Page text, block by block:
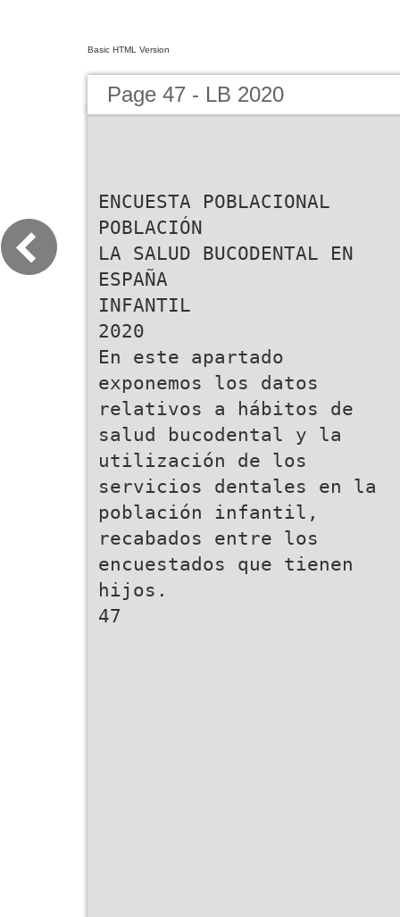
Basic HTML Version
Page 47 - LB 2020
ENCUESTA POBLACIONAL
POBLACIÓN
LA SALUD BUCODENTAL EN
ESPAÑA
INFANTIL
2020
En este apartado
exponemos los datos
relativos a hábitos de
salud bucodental y la
utilización de los
servicios dentales en la
población infantil,
recabados entre los
encuestados que tienen
hijos.
47